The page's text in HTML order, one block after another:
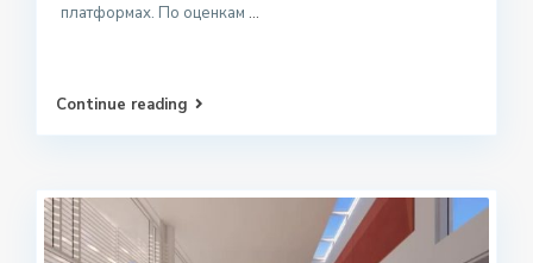
платформах. По оценкам ...
Continue reading